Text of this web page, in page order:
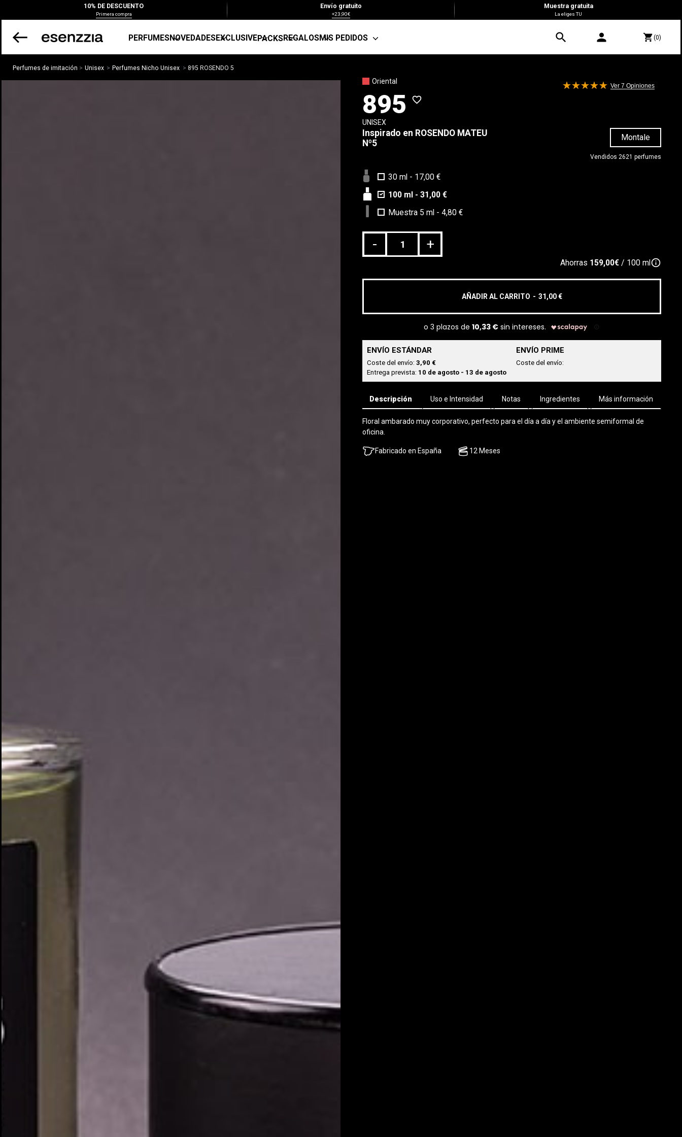
10% DE DESCUENTO
Primera compra
Envío gratuito
+23,90€
Muestra gratuita
La eliges TU
PERFUMESNOVEDADESEXCLUSIVEPACKSREGALOSMIS PEDIDOS search person shopping_cart(0)
Perfumes de imitación Unisex Perfumes Nicho Unisex 895 ROSENDO 5
Oriental
Ver 7 Opiniones
895 favorite_border
UNISEX
Inspirado en ROSENDO MATEU
Nº5
Montale
Vendidos 2621 perfumes
30 ml - 17,00 €
100 ml - 31,00 €
Muestra 5 ml - 4,80 €
- +
Ahorras 159,00€ / 100 mlinfo_outline
AÑADIR AL CARRITO - 31,00 €
ENVÍO ESTÁNDAR
Coste del envío: 3,90 €
Entrega prevista: 10 de agosto - 13 de agosto
ENVÍO PRIME
Coste del envío:
Descripción Uso e Intensidad Notas Ingredientes Más información
Floral ambarado muy corporativo, perfecto para el día a día y el ambiente semiformal de
oficina.
Fabricado en España 12 Meses